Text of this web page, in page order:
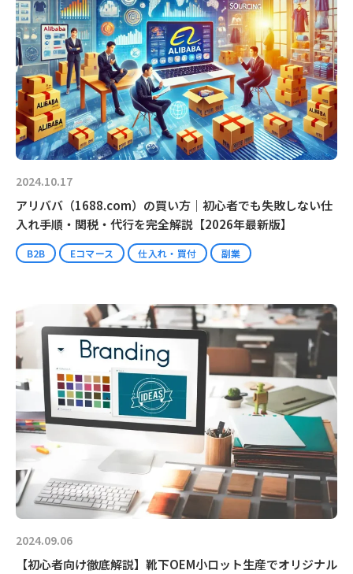
2024.10.17
アリババ（1688.com）の買い方｜初心者でも失敗しない仕
入れ手順・関税・代行を完全解説【2026年最新版】
B2B Eコマース 仕入れ・買付 副業
2024.09.06
【初心者向け徹底解説】靴下OEM小ロット生産でオリジナル